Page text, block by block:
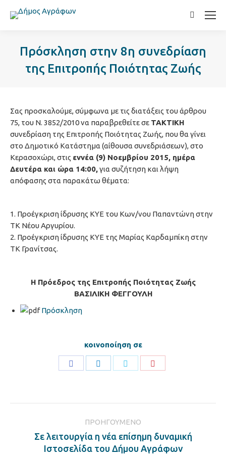
Search:
Πρόσκληση στην 8η συνεδρίαση
της Επιτροπής Ποιότητας Ζωής
Σας προσκαλούμε, σύμφωνα με τις διατάξεις του άρθρου
75, του Ν. 3852/2010 να παραβρεθείτε σε ΤΑΚΤΙΚΗ
συνεδρίαση της Επιτροπής Ποιότητας Ζωής, που θα γίνει
στο Δημοτικό Κατάστημα (αίθουσα συνεδριάσεων), στο
Κερασοχώρι, στις εννέα (9) Νοεμβρίου 2015, ημέρα
Δευτέρα και ώρα 14:00,για συζήτηση και λήψη
απόφασης στα παρακάτω θέματα:
1. Προέγκριση ίδρυσης ΚΥΕ του Κων/νου Παπαντώνη στην
ΤΚ Νέου Αργυρίου.
2. Προέγκριση ίδρυσης ΚΥΕ της Μαρίας Καρδαμπίκη στην
ΤΚ Γρανίτσας.
Η Πρόεδρος της Επιτροπής Ποιότητας Ζωής
ΒΑΣΙΛΙΚΗ ΦΕΓΓΟΥΛΗ
Πρόσκληση
κοινοποίηση σε
ΠΡΟΗΓΟΎΜΕΝΟ
Previous
post:
Σε λειτουργία η νέα επίσημη δυναμική
Ιστοσελίδα του Δήμου Αγράφων